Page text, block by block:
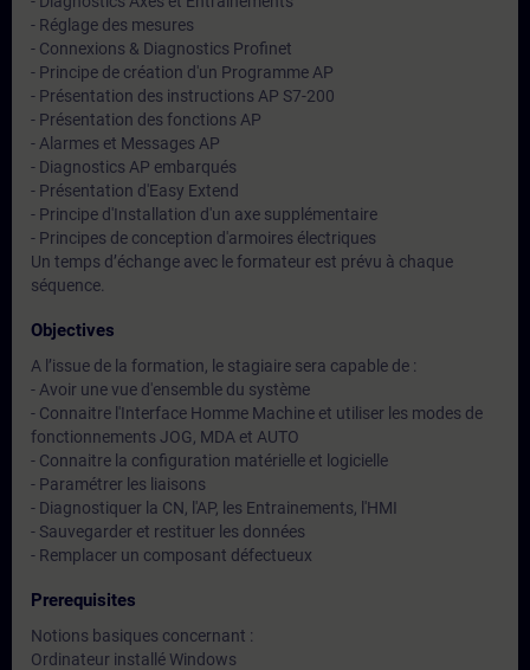
- Réglage des mesures
- Connexions & Diagnostics Profinet
- Principe de création d'un Programme AP
- Présentation des instructions AP S7-200
- Présentation des fonctions AP
- Alarmes et Messages AP
- Diagnostics AP embarqués
- Présentation d'Easy Extend
- Principe d'Installation d'un axe supplémentaire
- Principes de conception d'armoires électriques
Un temps d’échange avec le formateur est prévu à chaque
séquence.
Objectives
A l’issue de la formation, le stagiaire sera capable de :
- Avoir une vue d'ensemble du système
- Connaitre l'Interface Homme Machine et utiliser les modes de
fonctionnements JOG, MDA et AUTO
- Connaitre la configuration matérielle et logicielle
- Paramétrer les liaisons
- Diagnostiquer la CN, l'AP, les Entrainements, l'HMI
- Sauvegarder et restituer les données
- Remplacer un composant défectueux
Prerequisites
Notions basiques concernant :
Ordinateur installé Windows